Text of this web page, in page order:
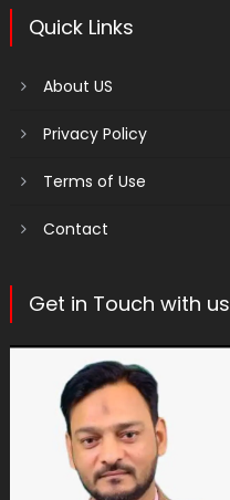
Quick Links
About US
Privacy Policy
Terms of Use
Contact
Get in Touch with us